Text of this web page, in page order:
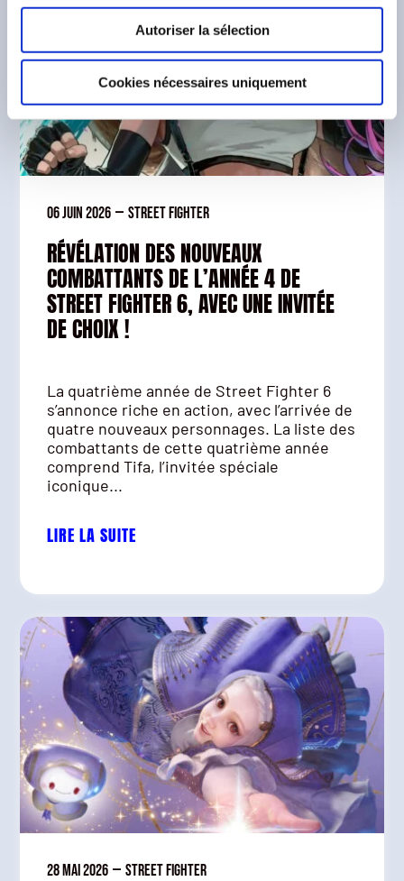
Autoriser la sélection
Cookies nécessaires uniquement
06 juin 2026 — Street Fighter
RÉVÉLATION DES NOUVEAUX
COMBATTANTS DE L’ANNÉE 4 DE
STREET FIGHTER 6, AVEC UNE INVITÉE
DE CHOIX !
La quatrième année de Street Fighter 6
s’annonce riche en action, avec l’arrivée de
quatre nouveaux personnages. La liste des
combattants de cette quatrième année
comprend Tifa, l’invitée spéciale
iconique...
LIRE LA SUITE
28 mai 2026 — Street Fighter